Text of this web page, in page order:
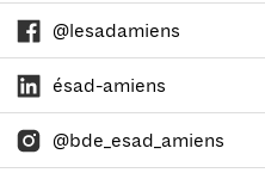
@lesadamiens
ésad-amiens
@bde_esad_amiens